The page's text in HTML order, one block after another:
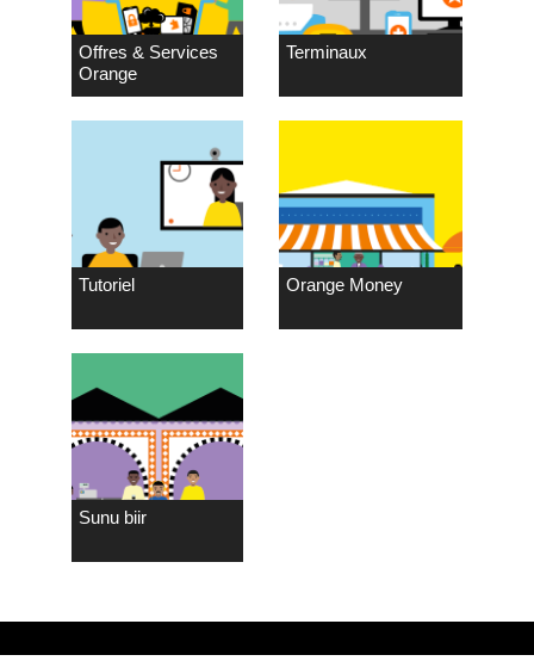
Offres & Services
Orange
Terminaux
Tutoriel Orange Money
Sunu biir